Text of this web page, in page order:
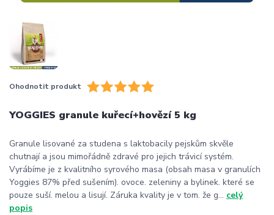
Ohodnotit produkt
YOGGIES granule kuřecí+hovězí 5 kg
Granule lisované za studena s laktobacily pejskům skvěle
chutnají a jsou mimořádně zdravé pro jejich trávicí systém.
Vyrábíme je z kvalitního syrového masa (obsah masa v granulích
Yoggies 87% před sušením). ovoce. zeleniny a bylinek. které se
pouze suší. melou a lisují. Záruka kvality je v tom. že g... celý
popis